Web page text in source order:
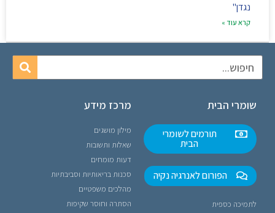
נגדן"
קרא עוד »
שומרי הבית
תורמים לשומרי
הבית
הפורום לאנרגיה נקיה
לתמיכה כספית
מרכז מידע
מילון מושגים
שאלות ותשובות
דעות מומחים
סכנות בריאותיות וסביבתיות
מהלכים משפטיים
הסתרה וחוסר שקיפות